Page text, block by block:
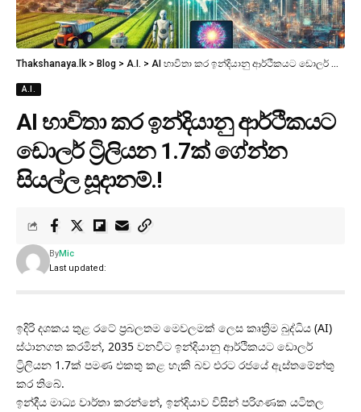
Thakshanaya.lk > Blog > A.I. > AI භාවිතා කර ඉන්දියානු ආර්ථිකයට ඩොලර් ට්‍රිලියන 1.7ක් ගේන්න සියල්ල සූදානම්.!
A.I.
AI භාවිතා කර ඉන්දියානු ආර්ථිකයට
ඩොලර් ට්‍රිලියන 1.7ක් ගේන්න
සියල්ල සූදානම්.!
Last updated:
ByMic
ඉදිරි දශකය තුළ රටේ ප්‍රබලතම මෙවලමක් ලෙස කෘත්‍රිම බුද්ධිය (AI)
ස්ථානගත කරමින්, 2035 වනවිට ඉන්දියානු ආර්ථිකයට ඩොලර්
ට්‍රිලියන 1.7ක් පමණ එකතු කළ හැකි බව එරට රජයේ ඇස්තමේන්තු
කර තිබේ.
ඉන්දීය මාධ්‍ය වාර්තා කරන්නේ, ඉන්දියාව විසින් පරිගණක යටිතල